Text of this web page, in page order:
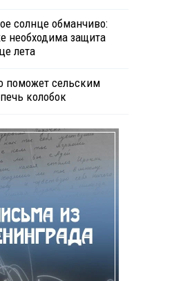
солнце обманчиво:
необходима защита
лета
поможет сельским
колобок